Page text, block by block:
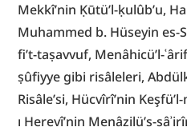
Mekkî’nin Ḳūtü’l-ḳulûb’u,
Muhammed b. Hüseyin es-
fi’t-taṣavvuf, Menâhicü’l-
ṣûfiyye gibi risâleleri,
Risâle’si, Hücvîrî’nin
ı Herevî’nin Menâzilü’s-